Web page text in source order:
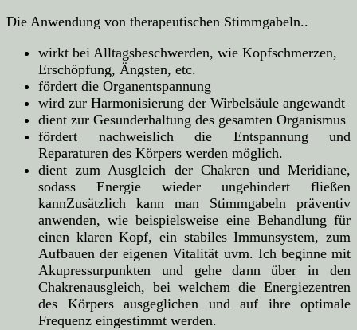
Die Anwendung von therapeutischen Stimmgabeln..
wirkt bei Alltagsbeschwerden, wie Kopfschmerzen,
Erschöpfung, Ängsten, etc.
fördert die Organentspannung
wird zur Harmonisierung der Wirbelsäule angewandt
dient zur Gesunderhaltung des gesamten Organismus
fördert nachweislich die Entspannung und
Reparaturen des Körpers werden möglich.
dient zum Ausgleich der Chakren und Meridiane,
sodass Energie wieder ungehindert fließen
kannZusätzlich kann man Stimmgabeln präventiv
anwenden, wie beispielsweise eine Behandlung für
einen klaren Kopf, ein stabiles Immunsystem, zum
Aufbauen der eigenen Vitalität uvm. Ich beginne mit
Akupressurpunkten und gehe dann über in den
Chakrenausgleich, bei welchem die Energiezentren
des Körpers ausgeglichen und auf ihre optimale
Frequenz eingestimmt werden.